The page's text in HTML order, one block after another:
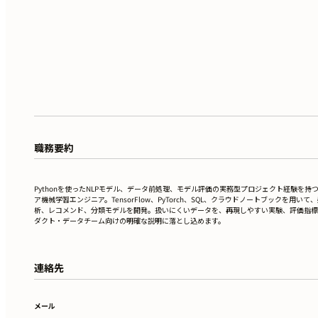
職務要約
Pythonを使ったNLPモデル、データ前処理、モデル評価の実務型プロジェクト経験を持
ア機械学習エンジニア。TensorFlow、PyTorch、SQL、クラウドノートブックを用いて
析、レコメンド、分類モデルを開発。扱いにくいデータを、再現しやすい実験、評価指
ダクト・データチーム向けの明確な説明に落とし込めます。
連絡先
メール